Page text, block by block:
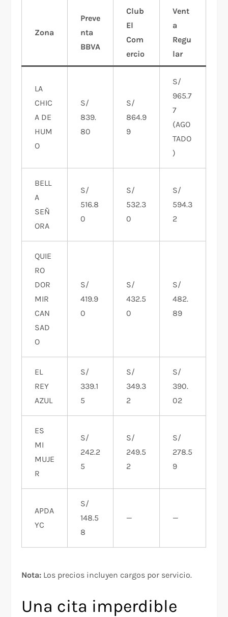
Zona
Preve
nta
BBVA
Club
El
Com
ercio
Vent
a
Regu
lar
LA
CHIC
A DE
HUM
O
S/
839.
80
S/
864.9
9
S/
965.7
7
(AGO
TADO
)
BELL
A
SEÑ
ORA
S/
516.8
0
S/
532.3
0
S/
594.3
2
QUIE
RO
DOR
MIR
CAN
SAD
O
S/
419.9
0
S/
432.5
0
S/
482.
89
EL
REY
AZUL
S/
339.1
5
S/
349.3
2
S/
390.
02
ES
MI
MUJE
R
S/
242.2
5
S/
249.5
2
S/
278.5
9
APDA
YC
S/
148.5
8
— —
Nota: Los precios incluyen cargos por servicio.
Una cita imperdible